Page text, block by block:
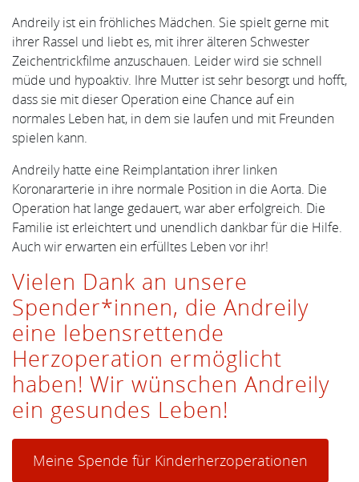
Andreily ist ein fröhliches Mädchen. Sie spielt gerne mit
ihrer Rassel und liebt es, mit ihrer älteren Schwester
Zeichentrickfilme anzuschauen. Leider wird sie schnell
müde und hypoaktiv. Ihre Mutter ist sehr besorgt und hofft,
dass sie mit dieser Operation eine Chance auf ein
normales Leben hat, in dem sie laufen und mit Freunden
spielen kann.
Andreily hatte eine Reimplantation ihrer linken
Koronararterie in ihre normale Position in die Aorta. Die
Operation hat lange gedauert, war aber erfolgreich. Die
Familie ist erleichtert und unendlich dankbar für die Hilfe.
Auch wir erwarten ein erfülltes Leben vor ihr!
Vielen Dank an unsere
Spender*innen, die Andreily
eine lebensrettende
Herzoperation ermöglicht
haben! Wir wünschen Andreily
ein gesundes Leben!
Meine Spende für Kinderherzoperationen